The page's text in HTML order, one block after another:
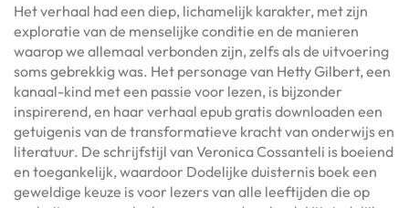
Het verhaal had een diep, lichamelijk karakter, met zijn
exploratie van de menselijke conditie en de manieren
waarop we allemaal verbonden zijn, zelfs als de uitvoering
soms gebrekkig was. Het personage van Hetty Gilbert, een
kanaal-kind met een passie voor lezen, is bijzonder
inspirerend, en haar verhaal epub gratis downloaden een
getuigenis van de transformatieve kracht van onderwijs en
literatuur. De schrijfstijl van Veronica Cossanteli is boeiend
en toegankelijk, waardoor Dodelijke duisternis boek een
geweldige keuze is voor lezers van alle leeftijden die op